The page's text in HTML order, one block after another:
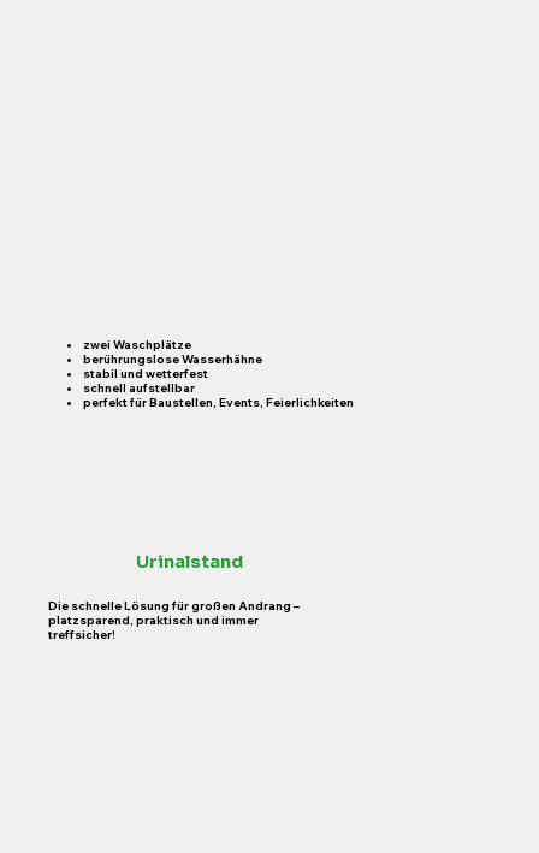
zwei Waschplätze
berührungslose Wasserhähne
stabil und wetterfest
schnell aufstellbar
perfekt für Baustellen, Events, Feierlichkeiten
Urinalstand
Die schnelle Lösung für großen Andrang –
platzsparend, praktisch und immer
treffsicher!